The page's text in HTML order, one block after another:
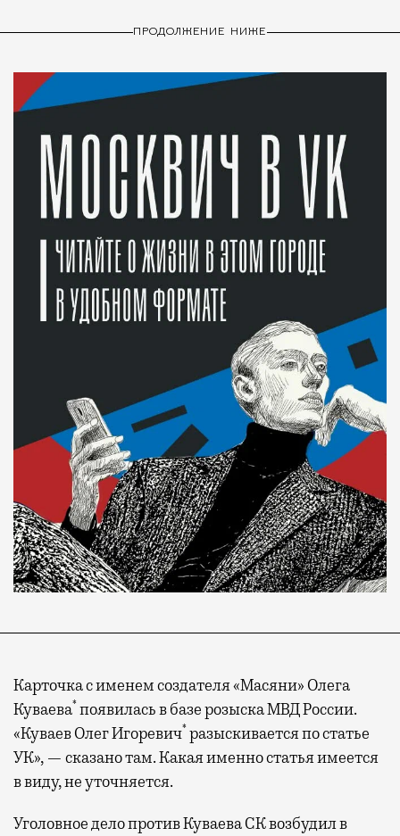
ПРОДОЛЖЕНИЕ НИЖЕ
Карточка с именем создателя «Масяни» Олега
Куваева*появилась в базе розыска МВД России.
«Куваев Олег Игоревич*разыскивается по статье
УК», — сказано там. Какая именно статья имеется
в виду, не уточняется.
Уголовное дело против Куваева СК возбудил в